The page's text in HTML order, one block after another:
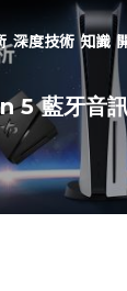
深度技術 知識
5 藍牙音